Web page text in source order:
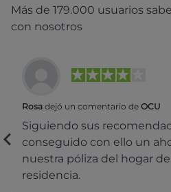
Más de 179.000 usuarios
con nosotros
Rosa dejó un comentario de OCU
Siguiendo sus
conseguido con ello un
nuestra póliza del hogar
residencia.